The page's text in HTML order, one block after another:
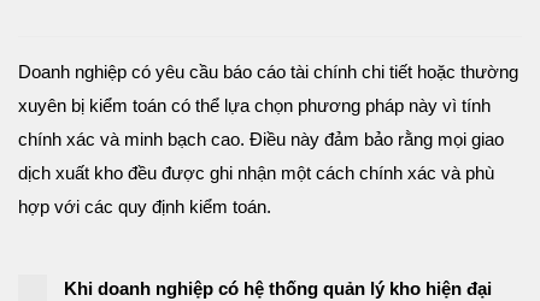
Doanh nghiệp có yêu cầu báo cáo tài chính chi tiết hoặc thường
xuyên bị kiểm toán có thể lựa chọn phương pháp này vì tính
chính xác và minh bạch cao. Điều này đảm bảo rằng mọi giao
dịch xuất kho đều được ghi nhận một cách chính xác và phù
hợp với các quy định kiểm toán.
Khi doanh nghiệp có hệ thống quản lý kho hiện đại